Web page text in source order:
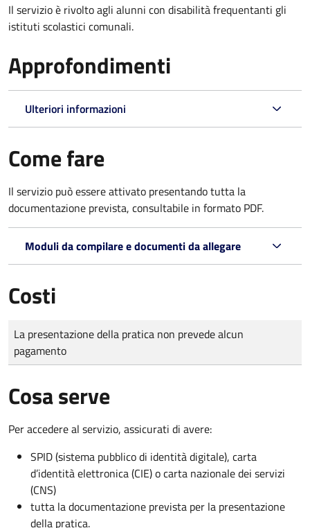
Il servizio è rivolto agli alunni con disabilità frequentanti gli
istituti scolastici comunali.
Approfondimenti
Ulteriori informazioni
Come fare
Il servizio può essere attivato presentando tutta la
documentazione prevista, consultabile in formato PDF.
Moduli da compilare e documenti da allegare
Costi
Tipo di pagamento
Importo
La presentazione della pratica non prevede alcun
pagamento
Cosa serve
Per accedere al servizio, assicurati di avere:
SPID (sistema pubblico di identità digitale), carta
d’identità elettronica (CIE) o carta nazionale dei servizi
(CNS)
tutta la documentazione prevista per la presentazione
della pratica.